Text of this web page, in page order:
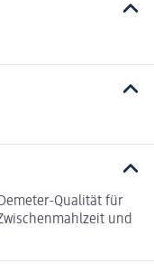
Qualität für
und